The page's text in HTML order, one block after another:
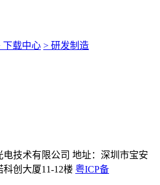
下载中心 > 研发制造
技术有限公司 地址：深圳市宝安
创大厦11-12楼 粤ICP备